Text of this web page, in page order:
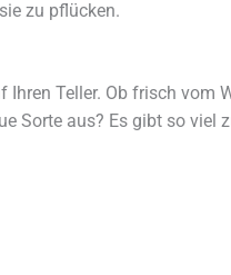
zu pflücken.
Teller. Ob frisch vom
Sorte aus? Es gibt so viel